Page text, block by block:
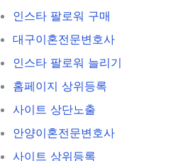
인스타 팔로워 구매
대구이혼전문변호사
인스타 팔로워 늘리기
홈페이지 상위등록
사이트 상단노출
안양이혼전문변호사
사이트 상위등록